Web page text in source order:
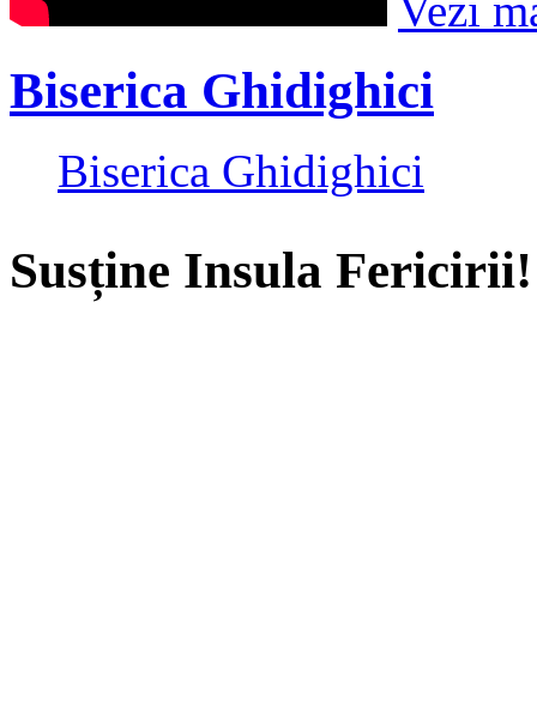
Biserica Ghidighici
Biserica Ghidighici
Susține Insula Fericirii!